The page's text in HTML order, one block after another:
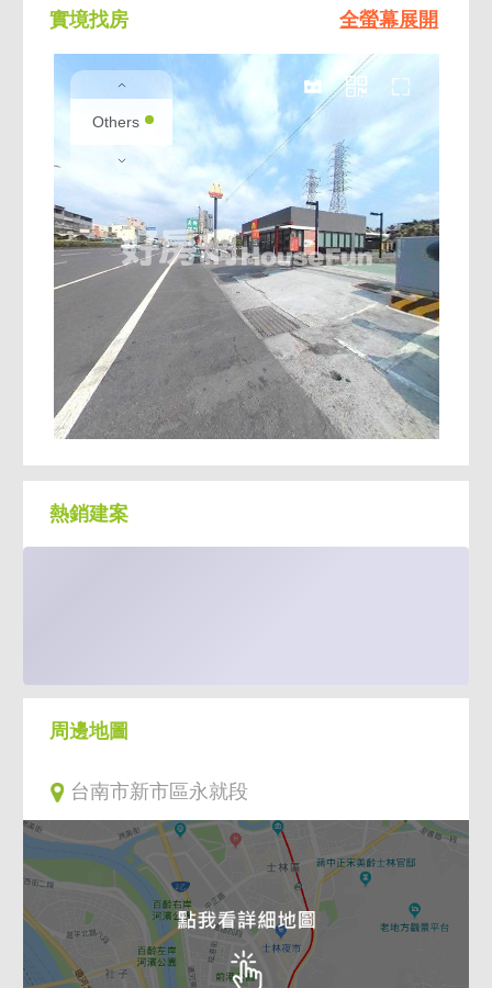
實境找房 全螢幕展開
熱銷建案
周邊地圖
台南市新市區永就段